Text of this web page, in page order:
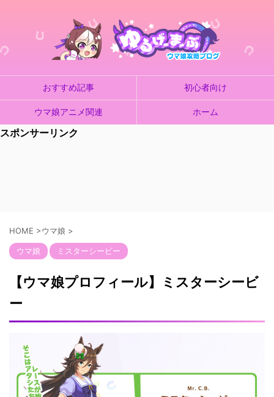
おすすめ記事 初心者向け
ウマ娘アニメ関連 ホーム
スポンサーリンク
HOME >ウマ娘 >
ウマ娘 ミスターシービー
【ウマ娘プロフィール】ミスターシービ
ー